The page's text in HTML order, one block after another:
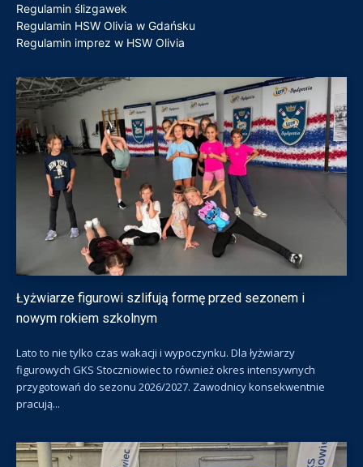
Regulamin ślizgawek
Regulamin HSW Olivia w Gdańsku
Regulamin imprez w HSW Olivia
Łyżwiarze figurowi szlifują formę przed sezonem i
nowym rokiem szkolnym
Lato to nie tylko czas wakacji i wypoczynku. Dla łyżwiarzy
figurowych GKS Stoczniowiec to również okres intensywnych
przygotowań do sezonu 2026/2027. Zawodnicy konsekwentnie
pracują...